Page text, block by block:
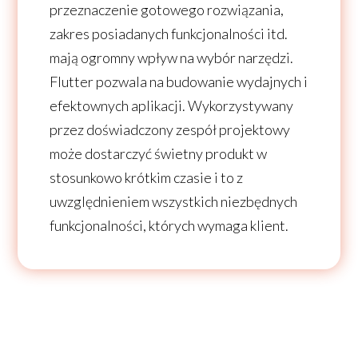
przeznaczenie gotowego rozwiązania,
zakres posiadanych funkcjonalności itd.
mają ogromny wpływ na wybór narzędzi.
Flutter pozwala na budowanie wydajnych i
efektownych aplikacji. Wykorzystywany
przez doświadczony zespół projektowy
może dostarczyć świetny produkt w
stosunkowo krótkim czasie i to z
uwzględnieniem wszystkich niezbędnych
funkcjonalności, których wymaga klient.